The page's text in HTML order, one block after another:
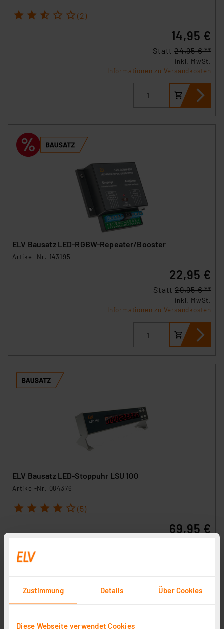
Zustimmung Details Über Cookies
Diese Webseite verwendet Cookies
1 2 3 4 5 (2)
14,95 €
Statt 24,95 € **
inkl. MwSt.
Informationen zu Versandkosten
ELV Bausatz LED-RGBW-Repeater/Booster
Artikel-Nr. 143195
22,95 €
Statt 29,95 € **
inkl. MwSt.
Informationen zu Versandkosten
ELV Bausatz LED-Stoppuhr LSU 100
Artikel-Nr. 084376
1 2 3 4 5 (5)
69,95 €